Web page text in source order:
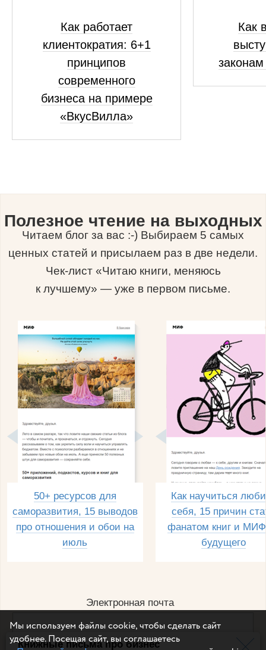
Книжные письма про бизнес
Как работает
клиентократия: 6+1
принципов
современного
бизнеса на примере
«ВкусВилла»
Как
Полезное чтение на выходных
Читаем блог за вас :-) Выбираем 5 самых
ценных статей и присылаем раз в две недели.
Чек-лист «Читаю книги, меняюсь
к лучшему» — уже в первом письме.
50+ ресурсов для
саморазвития, 15 выводов
про отношения и обои на
июль
Как научиться
себя, 15 причин
фанатом книг и
будущего
Электронная почта
Например, dulsineya@gmail.com
Мы используем файлы cookie, чтобы сделать сайт
удобнее. Посещая сайт, вы соглашаетесь